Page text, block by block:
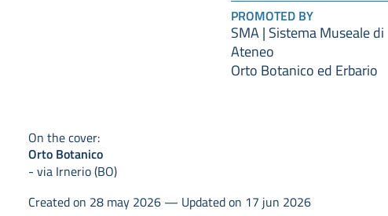
PROMOTED BY
SMA | Sistema Museale di
Ateneo
Orto Botanico ed Erbario
On the cover:
Orto Botanico
- via Irnerio (BO)
Created on 28 may 2026 — Updated on 17 jun 2026